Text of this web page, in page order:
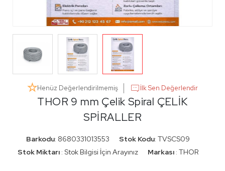
THOR 9 mm Çelik Spiral ÇELİK
SPİRALLER
Henüz Değerlendirilmemiş İlk Sen Değerlendir
Barkodu: 8680331013553 Stok Kodu: TVSCS09
Stok Miktarı : Stok Bilgisi İçin Arayınız Markası : THOR